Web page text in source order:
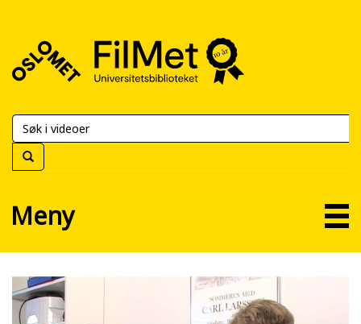
FilMet
Universitetsbiblioteket
Meny